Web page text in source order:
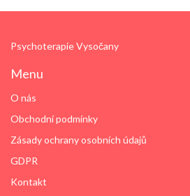
Psychoterapie Vysočany
Menu
O nás
Obchodní podmínky
Zásady ochrany osobních údajů
GDPR
Kontakt